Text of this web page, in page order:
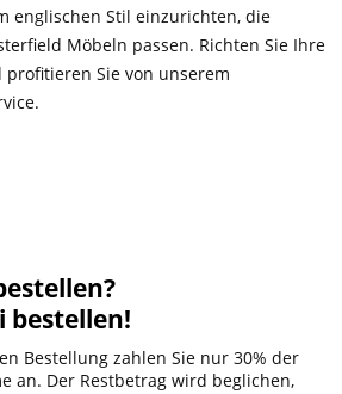
englischen Stil einzurichten, die
Möbeln passen. Richten Sie Ihre
Sie von unserem
bestellen!
Bestellung zahlen Sie nur 30% der
an. Der Restbetrag wird beglichen,